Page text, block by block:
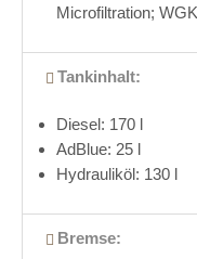
Microfiltration;
Tankinhalt:
Diesel: 170 l
AdBlue: 25 l
Hydrauliköl: 130 l
Bremse: